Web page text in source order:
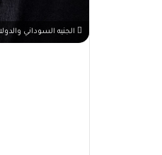
الجنيه السوداني